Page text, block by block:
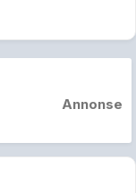
Annonse